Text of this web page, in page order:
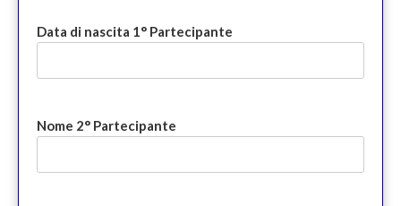
Data di nascita 1° Partecipante
Nome 2° Partecipante